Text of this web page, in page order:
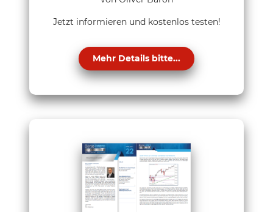
Jetzt informieren und kostenlos testen!
Mehr Details bitte...